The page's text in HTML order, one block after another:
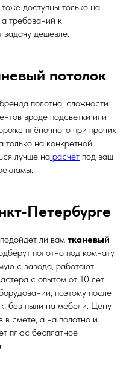
доступны только на
требований к
дешевле.
потолок
полотна, сложности
вроде подсветки или
плёночного при прочих
только на конкретной
лучше на расчёт под ваш
Петербурге
ли вам тканевый
полотно под комнату
с завода, работают
с опытом от 10 лет
поэтому после
без пыли на мебели. Цену
в смете, а на полотно и
плюс бесплатное